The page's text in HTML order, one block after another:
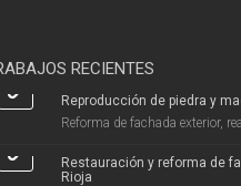
RECIENTES
Reproducción de piedra y
Reforma de fachada exterior,
Restauración y reforma de
Rioja